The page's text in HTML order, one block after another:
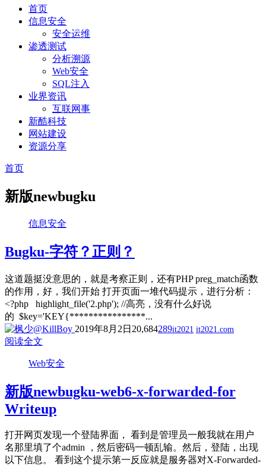
首页
信息安全
安全运维
渗透测试
分析溯源
Web安全
SQL注入
业界资讯
互联网事
新酷科技
网站建设
资源分享
首页
新版newbugku
信息安全
Bugku-字符？正则？
这道题挺没意思的，就是考察正则，还有PHP preg_match函数
的作用，好，我们开始 打开页面一堆代码提示，进行分析：
<?php highlight_file('2.php'); //高亮，没有什么好说
的 $key='KEY{****************...
2019年8月2日 20,684289it2021 it2021.com
阅读全文
Web安全
新版newbugku-web6-x-forwarded-for
Writeup
打开网页发现一个登陆界面， 看到是管理员一般我就在用户
名那里填了个admin ，然后密码一顿乱输。然后，登陆，出现
以下信息。 看到这个提示第一反应就是服务器对X-Forwarded-